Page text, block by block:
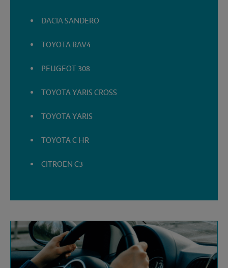
DACIA SANDERO
TOYOTA RAV4
PEUGEOT 308
TOYOTA YARIS CROSS
TOYOTA YARIS
TOYOTA C HR
CITROEN C3